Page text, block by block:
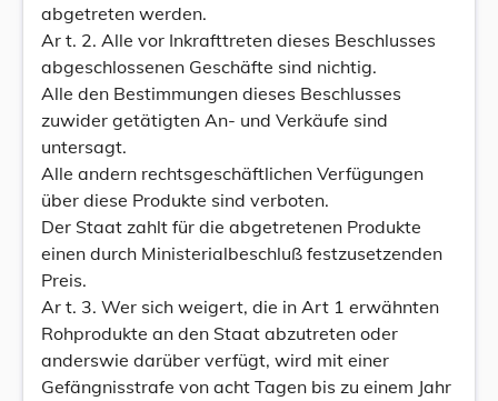
abgetreten werden.
Ar t. 2. Alle vor Inkrafttreten dieses Beschlusses
abgeschlossenen Geschäfte sind nichtig.
Alle den Bestimmungen dieses Beschlusses
zuwider getätigten An- und Verkäufe sind
untersagt.
Alle andern rechtsgeschäftlichen Verfügungen
über diese Produkte sind verboten.
Der Staat zahlt für die abgetretenen Produkte
einen durch Ministerialbeschluß festzusetzenden
Preis.
Ar t. 3. Wer sich weigert, die in Art 1 erwähnten
Rohprodukte an den Staat abzutreten oder
anderswie darüber verfügt, wird mit einer
Gefängnisstrafe von acht Tagen bis zu einem Jahr